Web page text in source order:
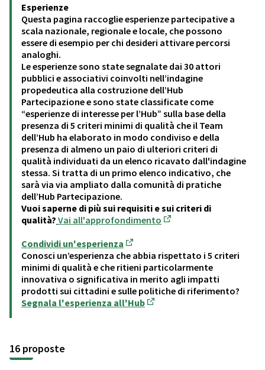
Esperienze
Questa pagina raccoglie esperienze partecipative a
scala nazionale, regionale e locale, che possono
essere di esempio per chi desideri attivare percorsi
analoghi.
Le esperienze sono state segnalate dai 30 attori
pubblici e associativi coinvolti nell’indagine
propedeutica alla costruzione dell’Hub
Partecipazione e sono state classificate come
“esperienze di interesse per l’Hub” sulla base della
presenza di 5 criteri minimi di qualità che il Team
dell’Hub ha elaborato in modo condiviso e della
presenza di almeno un paio di ulteriori criteri di
qualità individuati da un elenco ricavato dall'indagine
stessa. Si tratta di un primo elenco indicativo, che
sarà via via ampliato dalla comunità di pratiche
dell’Hub Partecipazione.
Vuoi saperne di più sui requisiti e sui criteri di
qualità? Vai all'approfondimento
Condividi un'esperienza
(Apre in una nuova scheda)
Conosci un’esperienza che abbia rispettato i 5 criteri
minimi di qualità e che ritieni particolarmente
innovativa o significativa in merito agli impatti
prodotti sui cittadini e sulle politiche di riferimento?
Segnala l'esperienza all'Hub
16 proposte